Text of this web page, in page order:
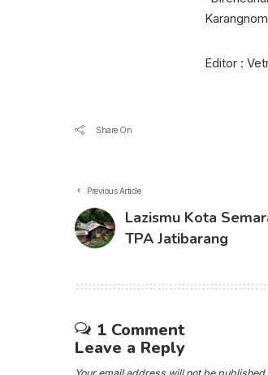
Editor :
Share On
Previous Article
Lazismu Kota
TPA Jatibarang
1 Comment
Leave a Reply